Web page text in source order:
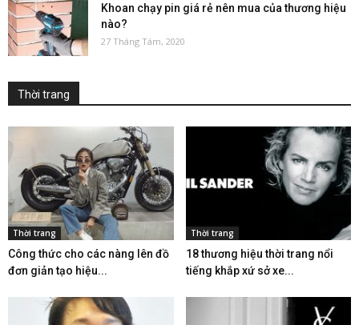
Khoan chạy pin giá rẻ nên mua của thương hiệu
nào?
27 Tháng Tám, 2020
Thời trang
Thời trang
Công thức cho các nàng lên đồ
đơn giản tạo hiệu...
Thời trang
18 thương hiệu thời trang nổi
tiếng khắp xứ sở xe...